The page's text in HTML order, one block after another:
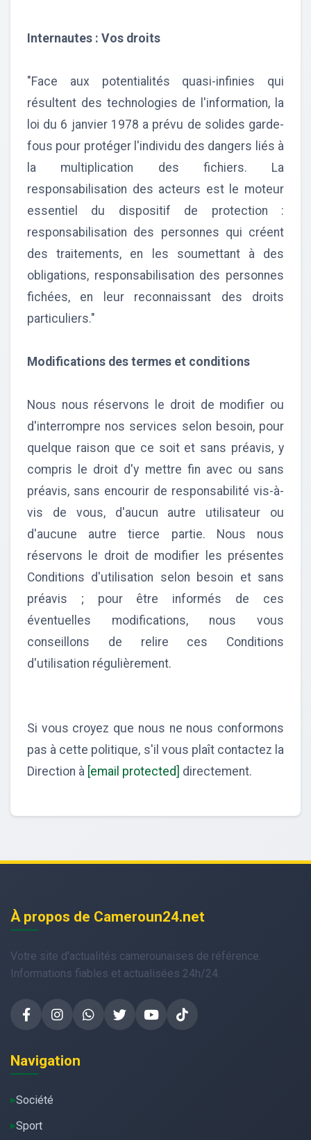
Internautes : Vos droits
"Face aux potentialités quasi-infinies qui
résultent des technologies de l'information, la
loi du 6 janvier 1978 a prévu de solides garde-
fous pour protéger l'individu des dangers liés à
la multiplication des fichiers. La
responsabilisation des acteurs est le moteur
essentiel du dispositif de protection :
responsabilisation des personnes qui créent
des traitements, en les soumettant à des
obligations, responsabilisation des personnes
fichées, en leur reconnaissant des droits
particuliers."
Modifications des termes et conditions
Nous nous réservons le droit de modifier ou
d'interrompre nos services selon besoin, pour
quelque raison que ce soit et sans préavis, y
compris le droit d'y mettre fin avec ou sans
préavis, sans encourir de responsabilité vis-à-
vis de vous, d'aucun autre utilisateur ou
d'aucune autre tierce partie. Nous nous
réservons le droit de modifier les présentes
Conditions d'utilisation selon besoin et sans
préavis ; pour être informés de ces
éventuelles modifications, nous vous
conseillons de relire ces Conditions
d'utilisation régulièrement.
Si vous croyez que nous ne nous conformons
pas à cette politique, s'il vous plaît contactez la
Direction à [email protected] directement.
À propos de Cameroun24.net
Votre site d'actualités camerounaises de référence.
Informations fiables et actualisées 24h/24.
Navigation
Société
Sport